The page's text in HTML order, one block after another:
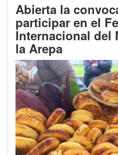
Abierta la
participar en el
Internacional del
la Arepa